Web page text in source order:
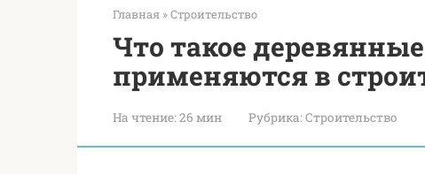
Главная »Строительство
Что такое
применяются в
На чтение:26 мин Рубрика:Строительство